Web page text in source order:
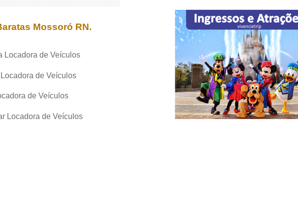
Mossoró RN.
Locadora de Veículos
de Veículos
de Veículos
Locadora de Veículos